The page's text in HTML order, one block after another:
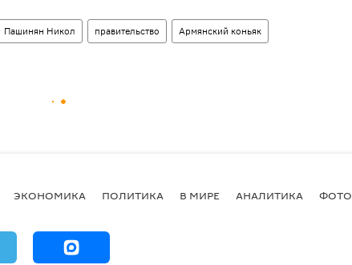
Пашинян Никол правительство Армянский коньяк
ЭКОНОМИКА ПОЛИТИКА В МИРЕ АНАЛИТИКА ФОТО